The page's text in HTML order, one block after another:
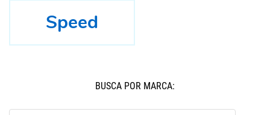
Speed
BUSCÁ POR MARCA: